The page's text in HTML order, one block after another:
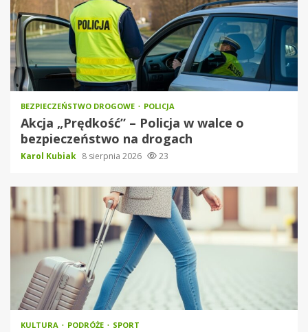
BEZPIECZEŃSTWO DROGOWE POLICJA
Akcja „Prędkość” – Policja w walce o
bezpieczeństwo na drogach
Karol Kubiak 8 sierpnia 2026 23
KULTURA PODRÓŻE SPORT